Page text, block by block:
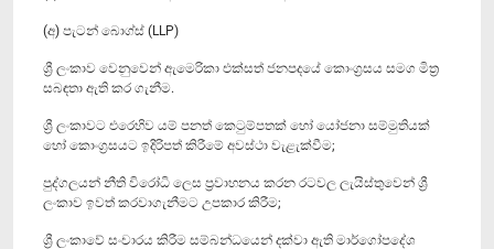
(අ) පැටන් බොග්ස් (LLP)
ශ්‍රී ලංකාව වෙනුවෙන් ඇමෙරිකා එක්සත් ජනපදයේ කොංග්‍රසය සමග මිත්‍ර
සබඳතා ඇති කර ගැනීම.
ශ්‍රී ලංකාවට එරෙහිව යම් පනත් කෙටුම්පතක් හෝ යෝජනා සම්මුතියක්
හෝ කොංග්‍රසයට ඉදිරිපත් කිරීමේ අවස්ථා වැළැක්වීම;
පුද්ගලයන් නීති විරෝධි ලෙස ප්‍රවාහනය කරන රටවල ලැයිස්තුවෙන් ශ්‍රී
ලංකාව ඉවත් කරවාගැනීමට උපකාර කිරීම;
ශ්‍රී ලංකාවේ සංචාරය කිරීම සම්බන්ධයෙන් දක්වා ඇති මාර්ගෝපදේශ